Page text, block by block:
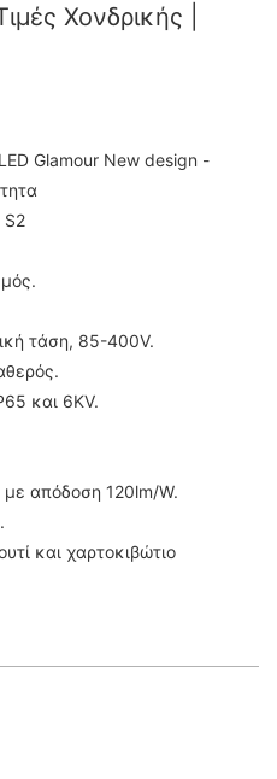
Χονδρικής |
Glamour New design -
S2
τάση, 85-400V.
και 6KV.
με απόδοση 120lm/W.
και χαρτοκιβώτιο